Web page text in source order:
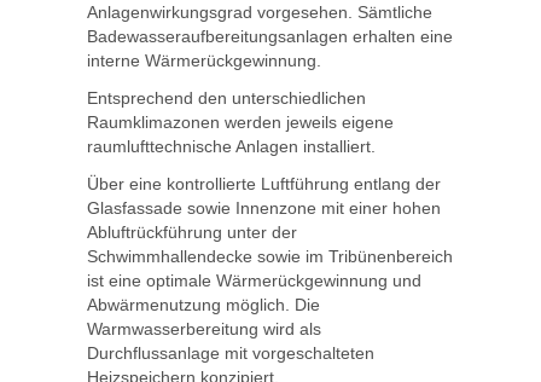
Anlagenwirkungsgrad vorgesehen. Sämtliche
Badewasseraufbereitungsanlagen erhalten eine
interne Wärmerückgewinnung.
Entsprechend den unterschiedlichen
Raumklimazonen werden jeweils eigene
raumlufttechnische Anlagen installiert.
Über eine kontrollierte Luftführung entlang der
Glasfassade sowie Innenzone mit einer hohen
Abluftrückführung unter der
Schwimmhallendecke sowie im Tribünenbereich
ist eine optimale Wärmerückgewinnung und
Abwärmenutzung möglich. Die
Warmwasserbereitung wird als
Durchflussanlage mit vorgeschalteten
Heizspeichern konzipiert.